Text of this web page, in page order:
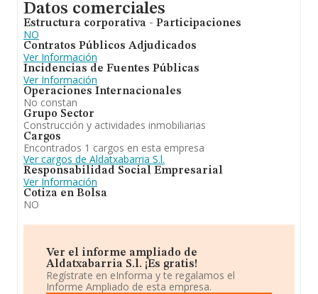
Datos comerciales
Estructura corporativa - Participaciones
NO
Contratos Públicos Adjudicados
Ver Información
Incidencias de Fuentes Públicas
Ver Información
Operaciones Internacionales
No constan
Grupo Sector
Construcción y actividades inmobiliarias
Cargos
Encontrados 1 cargos en esta empresa
Ver cargos de Aldatxabarria S.l.
Responsabilidad Social Empresarial
Ver Información
Cotiza en Bolsa
NO
Ver el informe ampliado de
Aldatxabarria S.l. ¡Es gratis!
Regístrate en eInforma y te regalamos el
Informe Ampliado de esta empresa.